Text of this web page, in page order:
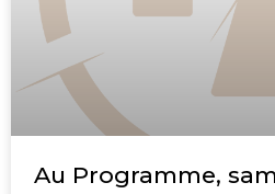
Au Programme,